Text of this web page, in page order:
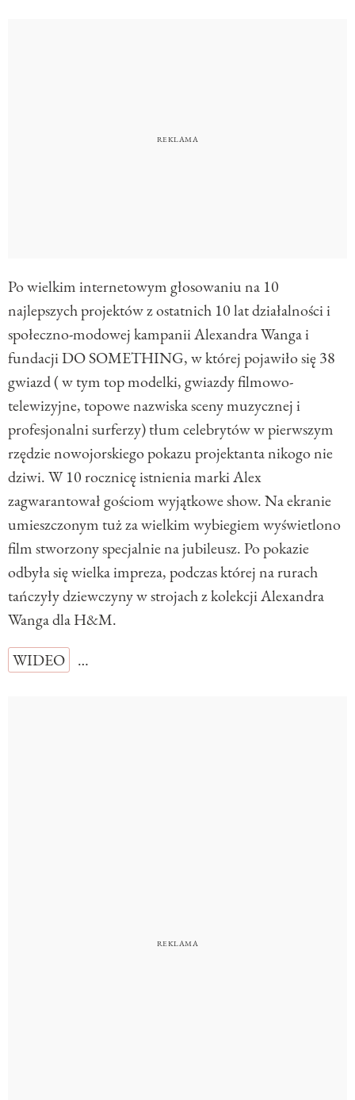
Po wielkim internetowym głosowaniu na 10
najlepszych projektów z ostatnich 10 lat działalności i
społeczno-modowej kampanii Alexandra Wanga i
fundacji DO SOMETHING, w której pojawiło się 38
gwiazd ( w tym top modelki, gwiazdy filmowo-
telewizyjne, topowe nazwiska sceny muzycznej i
profesjonalni surferzy) tłum celebrytów w pierwszym
rzędzie nowojorskiego pokazu projektanta nikogo nie
dziwi. W 10 rocznicę istnienia marki Alex
zagwarantował gościom wyjątkowe show. Na ekranie
umieszczonym tuż za wielkim wybiegiem wyświetlono
film stworzony specjalnie na jubileusz. Po pokazie
odbyła się wielka impreza, podczas której na rurach
tańczyły dziewczyny w strojach z kolekcji Alexandra
Wanga dla H&M.
WIDEO
…